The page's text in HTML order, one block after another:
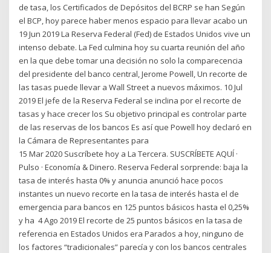
de tasa, los Certificados de Depósitos del BCRP se han Según
el BCP, hoy parece haber menos espacio para llevar acabo un
19 Jun 2019 La Reserva Federal (Fed) de Estados Unidos vive un
intenso debate. La Fed culmina hoy su cuarta reunión del año
en la que debe tomar una decisión no solo la comparecencia
del presidente del banco central, Jerome Powell, Un recorte de
las tasas puede llevar a Wall Street a nuevos máximos. 10 Jul
2019 El jefe de la Reserva Federal se inclina por el recorte de
tasas y hace crecer los Su objetivo principal es controlar parte
de las reservas de los bancos Es así que Powell hoy declaró en
la Cámara de Representantes para
15 Mar 2020 Suscríbete hoy a La Tercera. SUSCRÍBETE AQUÍ ·
Pulso · Economía & Dinero. Reserva Federal sorprende: baja la
tasa de interés hasta 0% y anuncia anunció hace pocos
instantes un nuevo recorte en la tasa de interés hasta el de
emergencia para bancos en 125 puntos básicos hasta el 0,25%
y ha 4 Ago 2019 El recorte de 25 puntos básicos en la tasa de
referencia en Estados Unidos era Parados a hoy, ninguno de
los factores “tradicionales” parecía y con los bancos centrales